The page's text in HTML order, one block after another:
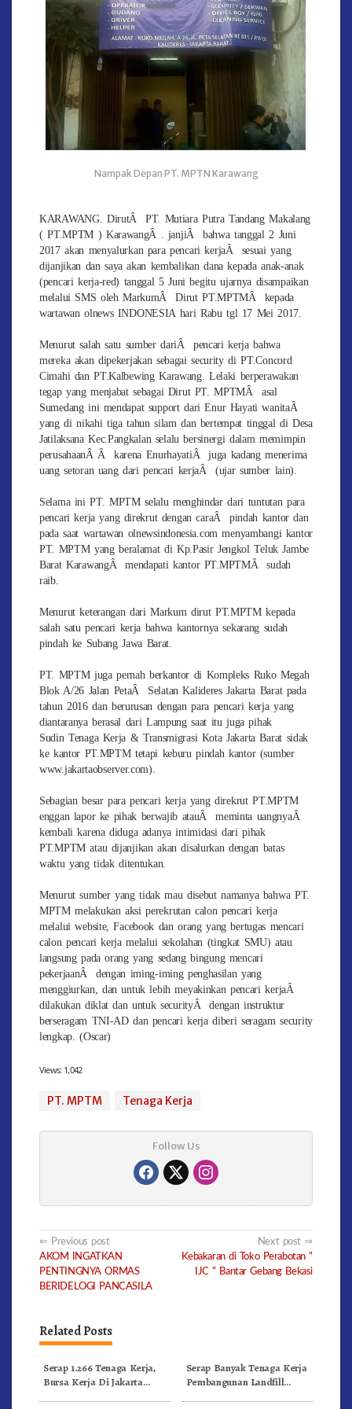
Nampak Depan PT. MPTN Karawang
KARAWANG. DirutÂ PT. Mutiara Putra Tandang Makalang
( PT.MPTM ) KarawangÂ . janjiÂ bahwa tanggal 2 Juni
2017 akan menyalurkan para pencari kerjaÂ sesuai yang
dijanjikan dan saya akan kembalikan dana kepada anak-anak
(pencari kerja-red) tanggal 5 Juni begitu ujarnya disampaikan
melalui SMS oleh MarkumÂ Dirut PT.MPTMÂ kepada
wartawan olnews INDONESIA hari Rabu tgl 17 Mei 2017.
Menurut salah satu sumber dariÂ pencari kerja bahwa
mereka akan dipekerjakan sebagai security di PT.Concord
Cimahi dan PT.Kalbewing Karawang. Lelaki berperawakan
tegap yang menjabat sebagai Dirut PT. MPTMÂ asal
Sumedang ini mendapat support dari Enur Hayati wanitaÂ
yang di nikahi tiga tahun silam dan bertempat tinggal di Desa
Jatilaksana Kec.Pangkalan selalu bersinergi dalam memimpin
perusahaanÂ Â karena EnurhayatiÂ juga kadang menerima
uang setoran uang dari pencari kerjaÂ (ujar sumber lain).
Selama ini PT. MPTM selalu menghindar dari tuntutan para
pencari kerja yang direkrut dengan caraÂ pindah kantor dan
pada saat wartawan olnewsindonesia.com menyambangi kantor
PT. MPTM yang beralamat di Kp.Pasir Jengkol Teluk Jambe
Barat KarawangÂ mendapati kantor PT.MPTMÂ sudah
raib.
Menurut keterangan dari Markum dirut PT.MPTM kepada
salah satu pencari kerja bahwa kantornya sekarang sudah
pindah ke Subang Jawa Barat.
PT. MPTM juga pernah berkantor di Kompleks Ruko Megah
Blok A/26 Jalan PetaÂ Selatan Kalideres Jakarta Barat pada
tahun 2016 dan berurusan dengan para pencari kerja yang
diantaranya berasal dari Lampung saat itu juga pihak
Sudin Tenaga Kerja & Transmigrasi Kota Jakarta Barat sidak
ke kantor PT.MPTM tetapi keburu pindah kantor (sumber
www.jakartaobserver.com).
Sebagian besar para pencari kerja yang direkrut PT.MPTM
enggan lapor ke pihak berwajib atauÂ meminta uangnyaÂ
kembali karena diduga adanya intimidasi dari pihak
PT.MPTM atau dijanjikan akan disalurkan dengan batas
waktu yang tidak ditentukan.
Menurut sumber yang tidak mau disebut namanya bahwa PT.
MPTM melakukan aksi perekrutan calon pencari kerja
melalui website, Facebook dan orang yang bertugas mencari
calon pencari kerja melalui sekolahan (tingkat SMU) atau
langsung pada orang yang sedang bingung mencari
pekerjaanÂ dengan iming-iming penghasilan yang
menggiurkan, dan untuk lebih meyakinkan pencari kerjaÂ
dilakukan diklat dan untuk securityÂ dengan instruktur
berseragam TNI-AD dan pencari kerja diberi seragam security
lengkap. (Oscar)
Views: 1,042
PT. MPTM Tenaga Kerja
Follow Us
Post
navigation
Previous post
AKOM INGATKAN
PENTINGNYA ORMAS
BERIDELOGI PANCASILA
Next post
Kebakaran di Toko Perabotan ”
IJC ” Bantar Gebang Bekasi
Related Posts
Serap 1.266 Tenaga Kerja,
Bursa Kerja Di Jakarta
Serap Banyak Tenaga Kerja
Pembangunan Landfill